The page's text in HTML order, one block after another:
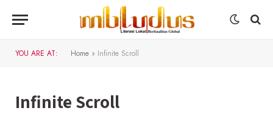
YOU ARE AT: Home » Infinite Scroll
Infinite Scroll